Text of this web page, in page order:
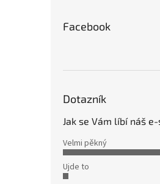
Facebook
Dotazník
Jak se Vám líbí náš
Velmi pěkný
Ujde to